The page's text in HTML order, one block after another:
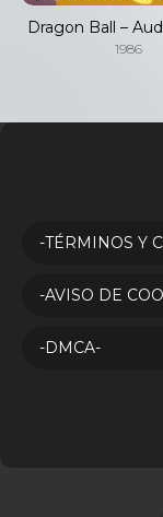
Dragon Ball –
1986
-TÉRMINOS Y
-AVISO DE
-DMCA-